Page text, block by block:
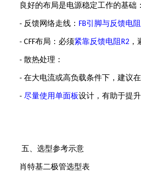
良好的布局是电源稳定工作的基础：
- 反馈网络走线： FB引脚与反馈电
- CFF布局：必须紧靠反馈电阻 R2
- 散热处理：
- 在大电流或高负载条件下，建议
- 尽量使用单面板设计，有助于提
五、选型参考示意
肖特基二极管选型表